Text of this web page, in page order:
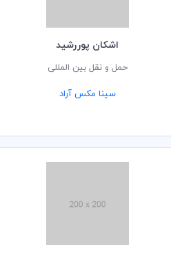
اشكان پوررشيد
حمل و نقل بین المللی
سینا مکس آراد